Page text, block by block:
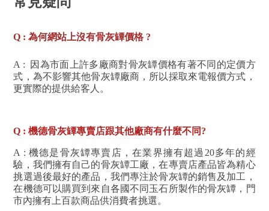
Q : 為何網站上沒有骨灰罈價格 ?
A : 因為市面上許多廠商對骨灰罈價格有著不同的定價方
式，為不影響其他骨灰罈廠商，所以採取來電報價方式，
更實際的提供給客人。
Q : 機德骨灰罈專賣店跟其他廠商有什麼不同?
A : 機德是骨灰罈專賣店，在業界擁有超過20多年的經
驗，我們擁有自己的骨灰罈工廠，在專賣店產品皆為精心
挑選過後最好的產品，我們專注於骨灰罈的銷售及加工 ，
在機德可以購買到來自各國不同玉石所製作的骨灰罈，門
市內擁有上百款商品供消費者挑選。